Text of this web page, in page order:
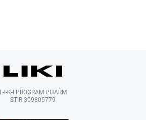
L-I-K-I PROGRAM PHARM
STIR 309805779